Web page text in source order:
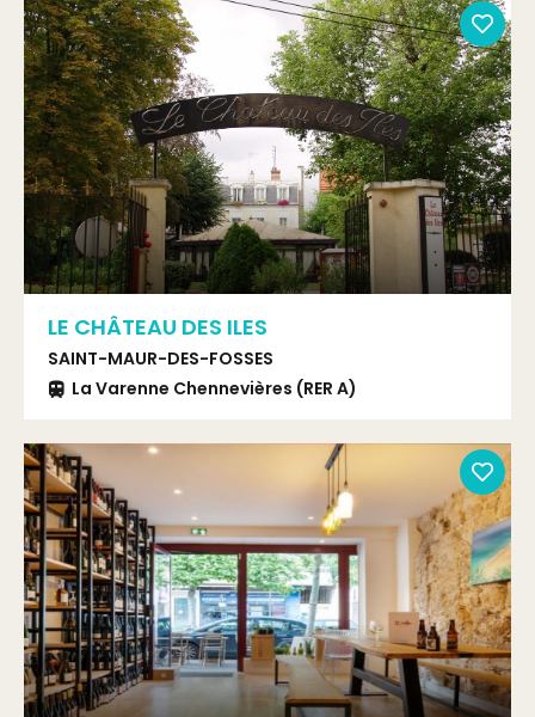
LE CHÂTEAU DES ILES
SAINT-MAUR-DES-FOSSES
La Varenne Chennevières (RER A)